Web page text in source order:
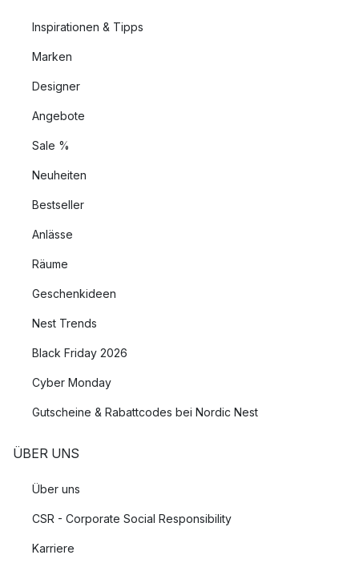
Inspirationen & Tipps
Marken
Designer
Angebote
Sale %
Neuheiten
Bestseller
Anlässe
Räume
Geschenkideen
Nest Trends
Black Friday 2026
Cyber Monday
Gutscheine & Rabattcodes bei Nordic Nest
ÜBER UNS
Über uns
CSR - Corporate Social Responsibility
Karriere